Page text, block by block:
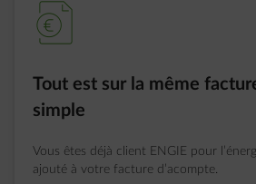
element-bill
Tout est sur la même
simple
Vous êtes déjà client ENGIE pour
ajouté à votre facture d’acompte.